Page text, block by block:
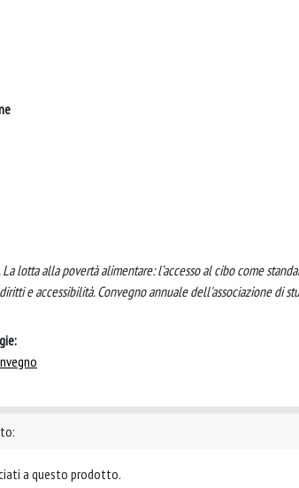
La lotta alla povertà alimentare: l’accesso al cibo come
e accessibilità. Convegno annuale dell'associazione di
a questo prodotto.